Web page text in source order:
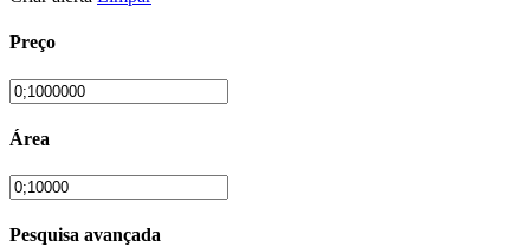
Preço
Área
Pesquisa avançada